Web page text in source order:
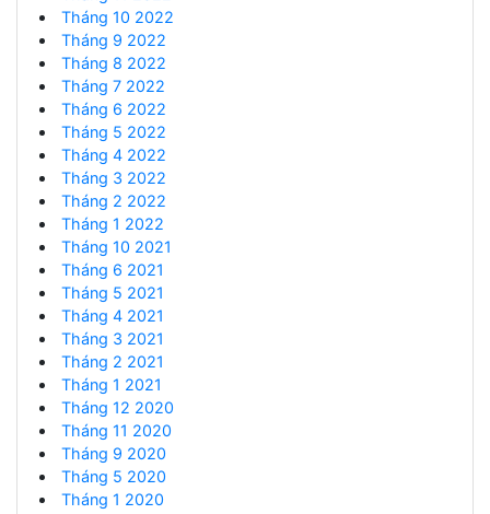
Tháng 10 2022
Tháng 9 2022
Tháng 8 2022
Tháng 7 2022
Tháng 6 2022
Tháng 5 2022
Tháng 4 2022
Tháng 3 2022
Tháng 2 2022
Tháng 1 2022
Tháng 10 2021
Tháng 6 2021
Tháng 5 2021
Tháng 4 2021
Tháng 3 2021
Tháng 2 2021
Tháng 1 2021
Tháng 12 2020
Tháng 11 2020
Tháng 9 2020
Tháng 5 2020
Tháng 1 2020